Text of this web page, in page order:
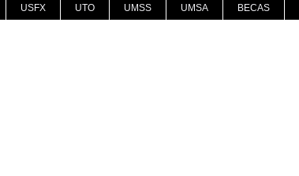
USFX UTO UMSS UMSA BECAS